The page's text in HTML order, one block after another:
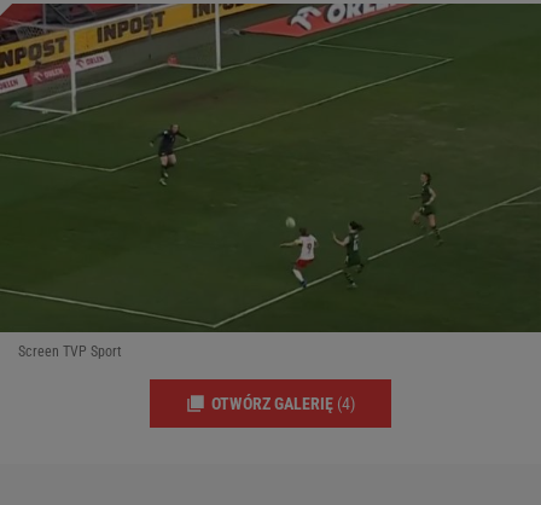
Screen TVP Sport
OTWÓRZ GALERIĘ (4)